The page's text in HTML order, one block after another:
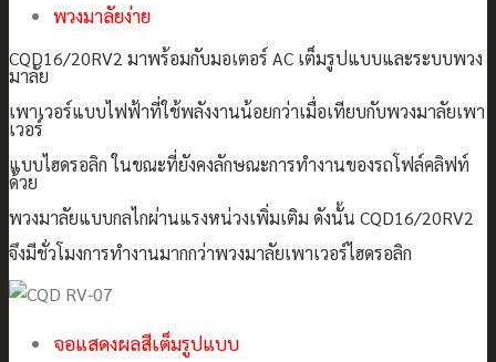
พวงมาลัยง่าย
CQD16/20RV2 มาพร้อมกับมอเตอร์ AC เต็มรูปแบบและระบบพวง
มาลัย
เพาเวอร์แบบไฟฟ้าที่ใช้พลังงานน้อยกว่าเมื่อเทียบกับพวงมาลัยเพา
เวอร์
แบบไฮดรอลิก ในขณะที่ยังคงลักษณะการทำงานของรถโฟล์คลิฟท์
ด้วย
พวงมาลัยแบบกลไกผ่านแรงหน่วงเพิ่มเติม ดังนั้น CQD16/20RV2
จึงมีชั่วโมงการทำงานมากกว่าพวงมาลัยเพาเวอร์ไฮดรอลิก
จอแสดงผลสีเต็มรูปแบบ